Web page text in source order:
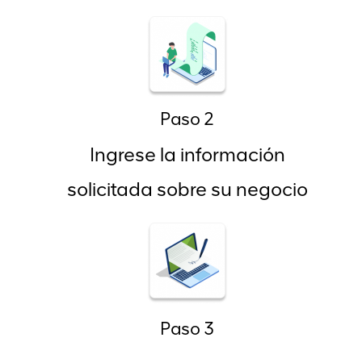
Paso 2
Ingrese la información
solicitada sobre su negocio
Paso 3